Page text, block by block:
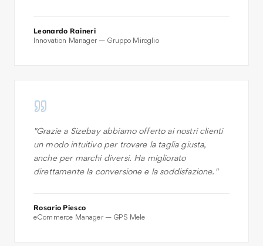
Leonardo Raineri
Innovation Manager — Gruppo Miroglio
"Grazie a Sizebay abbiamo offerto ai nostri clienti
un modo intuitivo per trovare la taglia giusta,
anche per marchi diversi. Ha migliorato
direttamente la conversione e la soddisfazione. "
Rosario Piesco
eCommerce Manager — GPS Mele